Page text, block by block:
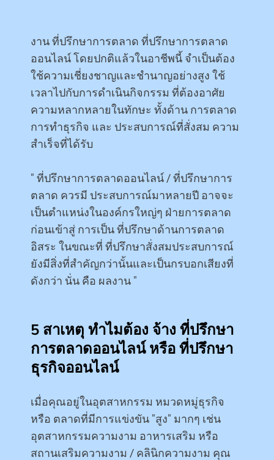
งาน ที่ปรึกษาการตลาด ที่ปรึกษาการตลาด
ออนไลน์ โดยปกติแล้วในอาชีพนี้ จำเป็นต้อง
ใช้ความเชี่ยงชาญและชำนาญอย่างสูง ใช้
เวลาไปกับการดำเนินกิจกรรม ที่ต้องอาศัย
ความหลากหลายในทักษะ ทั้งด้าน การตลาด
การทำธุรกิจ และ ประสบการณ์ที่สั่งสม ความ
สำเร็จที่ได้รับ
" ที่ปรึกษาการตลาดออนไลน์ / ที่ปรึกษาการ
ตลาด ควรมี ประสบการณ์มาหลายปี อาจจะ
เป็นตำแหน่งในองค์กรใหญ่ๆ ฝ่ายการตลาด
ก่อนเข้าสู่ การเป็น ที่ปรึกษาด้านการตลาด
อิสระ ในขณะที่ ที่ปรึกษาสั่งสมประสบการณ์
ยังมีสิ่งที่สำคัญกว่านั้นและเป็นกรบอกเสียงที่
ดังกว่า นั่น คือ ผลงาน "
5 สาเหตุ ทำไมต้อง จ้าง ที่ปรึกษา
การตลาดออนไลน์ หรือ ที่ปรึกษา
ธุรกิจออนไลน์
เมื่อคุณอยู่ในอุตสาหกรรม หมวดหมู่ธุรกิจ
หรือ ตลาดที่มีการแข่งขัน "สูง" มากๆ เช่น
อุตสาหกรรมความงาม อาหารเสริม หรือ
สถานเสริมความงาม / คลินิกความงาม คุณ